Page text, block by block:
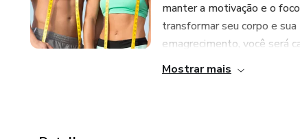
manter a motivação e o
transformar seu corpo e
emagrecimento, você será
Mostrar mais